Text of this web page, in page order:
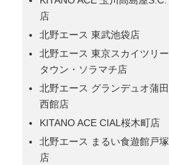
店
北野エース 東武池袋店
北野エース 東京スカイツリー
タウン・ソラマチ店
北野エース グランデュオ蒲田
西館店
KITANO ACE CIAL桜木町店
北野エース まるい食遊館戸塚
店